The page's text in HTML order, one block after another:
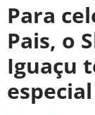
Para
Pais, o
Iguaçu
especial